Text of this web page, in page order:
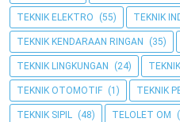
TEKNIK ELEKTRO (55) TEKNIK
TEKNIK KENDARAAN RINGAN (35)
TEKNIK LINGKUNGAN (24)
TEKNIK OTOMOTIF (1) TEKNIK
TEKNIK SIPIL (48) TELOLET OM